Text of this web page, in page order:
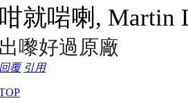
咁就啱喇, Martin
出嚟好過原廠
回覆 引用